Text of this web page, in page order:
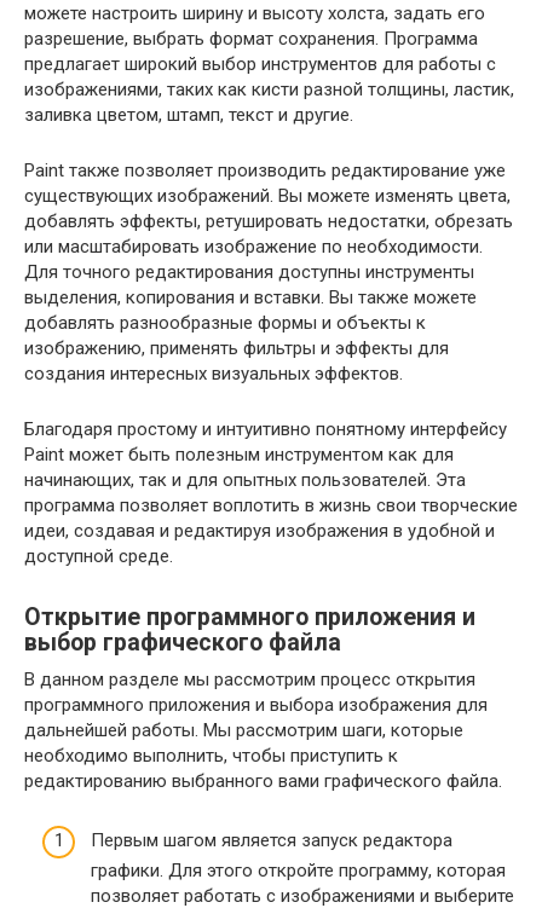
можете настроить ширину и высоту холста, задать его
разрешение, выбрать формат сохранения. Программа
предлагает широкий выбор инструментов для работы с
изображениями, таких как кисти разной толщины, ластик,
заливка цветом, штамп, текст и другие.
Paint также позволяет производить редактирование уже
существующих изображений. Вы можете изменять цвета,
добавлять эффекты, ретушировать недостатки, обрезать
или масштабировать изображение по необходимости.
Для точного редактирования доступны инструменты
выделения, копирования и вставки. Вы также можете
добавлять разнообразные формы и объекты к
изображению, применять фильтры и эффекты для
создания интересных визуальных эффектов.
Благодаря простому и интуитивно понятному интерфейсу
Paint может быть полезным инструментом как для
начинающих, так и для опытных пользователей. Эта
программа позволяет воплотить в жизнь свои творческие
идеи, создавая и редактируя изображения в удобной и
доступной среде.
Открытие программного приложения и
выбор графического файла
В данном разделе мы рассмотрим процесс открытия
программного приложения и выбора изображения для
дальнейшей работы. Мы рассмотрим шаги, которые
необходимо выполнить, чтобы приступить к
редактированию выбранного вами графического файла.
Первым шагом является запуск редактора
графики. Для этого откройте программу, которая
позволяет работать с изображениями и выберите